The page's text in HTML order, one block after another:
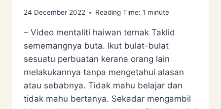
24 December 2022 Reading Time: 1 minute
– Video mentaliti haiwan ternak Taklid
sememangnya buta. Ikut bulat-bulat
sesuatu perbuatan kerana orang lain
melakukannya tanpa mengetahui alasan
atau sebabnya. Tidak mahu belajar dan
tidak mahu bertanya. Sekadar mengambil